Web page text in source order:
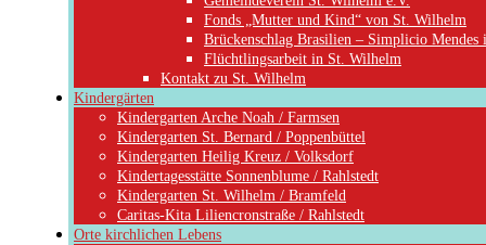
Fonds „Mutter und Kind“ von St. Wilhelm
Brückenschlag Brasilien – Simplicio
Flüchtlingsarbeit in St. Wilhelm
Kontakt zu St. Wilhelm
Kindergärten
Kindergarten Arche Noah / Farmsen
Kindergarten St. Bernard / Poppenbüttel
Kindergarten Heilig Kreuz / Volksdorf
Kindertagesstätte Sonnenblume / Rahlstedt
Kindergarten St. Wilhelm / Bramfeld
Caritas-Kita Liliencronstraße / Rahlstedt
Orte kirchlichen Lebens